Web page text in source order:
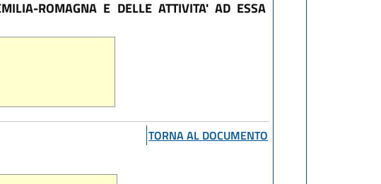
ROMAGNA E DELLE ATTIVITA' AD ESSA
TORNA AL DOCUMENTO